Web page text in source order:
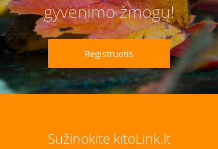
gyvenimo žmogų!
Registruotis
Sužinokite kitoLink.lt